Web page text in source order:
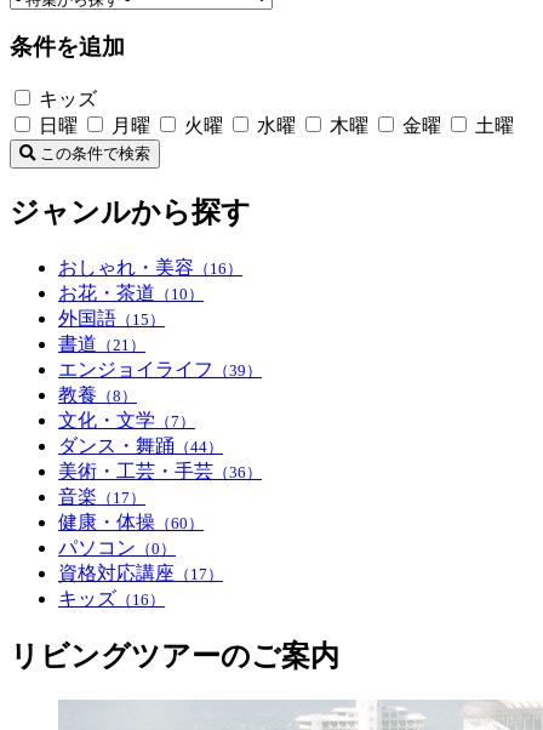
条件を追加
キッズ
日曜
月曜 火曜 水曜 木曜 金曜 土曜
この条件で検索
ジャンルから探す
おしゃれ・美容 （16）
お花・茶道 （10）
外国語 （15）
書道 （21）
エンジョイライフ （39）
教養 （8）
文化・文学 （7）
ダンス・舞踊 （44）
美術・工芸・手芸 （36）
音楽 （17）
健康・体操 （60）
パソコン （0）
資格対応講座 （17）
キッズ （16）
リビングツアーのご案内